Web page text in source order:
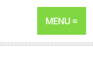
MENU